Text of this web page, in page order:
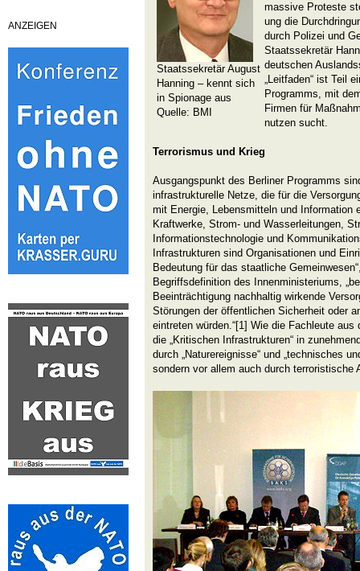
ANZEIGEN
Staatssekretär August
Hanning – kennt sich
in Spionage aus
Quelle: BMI
massive Proteste
ung die
durch Polizei und
Staatssekretär
deutschen
„Leitfaden“ ist Teil
Programms, mit
Firmen für
nutzen sucht.
Terrorismus und Krieg
Ausgangspunkt des Berliner Programms
infrastrukturelle Netze, die für die
mit Energie, Lebensmitteln und Information
Kraftwerke, Strom- und Wasserleitungen,
Informationstechnologie und
Infrastrukturen sind Organisationen und
Bedeutung für das staatliche
Begriffsdefinition des Innenministeriums,
Beeinträchtigung nachhaltig wirkende
Störungen der öffentlichen Sicherheit oder
eintreten würden.“[1] Wie die Fachleute
die „Kritischen Infrastrukturen“ in
durch „Naturereignisse“ und „technisches
sondern vor allem auch durch terroristische